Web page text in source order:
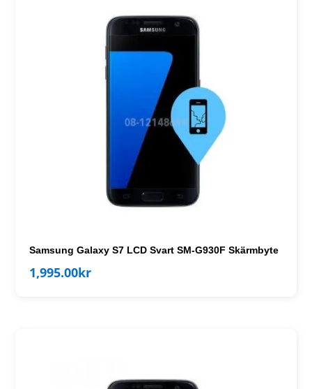
Samsung Galaxy S7 LCD Svart SM-G930F Skärmbyte
1,995.00kr